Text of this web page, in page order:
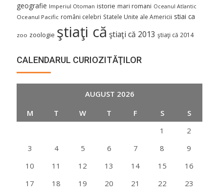
geografie Imperiul Otoman istorie mari romani Oceanul Atlantic
Oceanul Pacific români celebri Statele Unite ale Americii stiai ca
zoo zoologie ştiaţi că ştiaţi că 2013 ştiaţi că 2014
CALENDARUL CURIOZITĂŢILOR
AUGUST 2026
M
T W T F S
S
1
2
3
4 5 6 7 8
9
10
11 12 13 14 15
16
17
18 19 20 21 22 23